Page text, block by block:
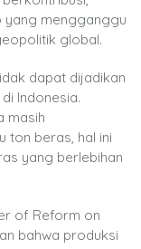
yang mengganggu
global.
dapat dijadikan
Indonesia.
masih
ton beras, hal ini
yang berlebihan
of Reform on
bahwa produksi